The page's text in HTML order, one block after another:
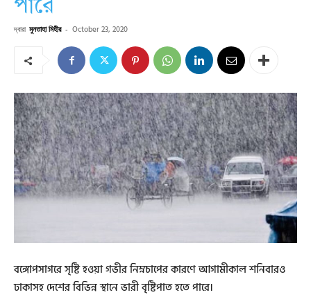
দ্বারা মুনতাহা মিহীর - October 23, 2020
বঙ্গোপসাগরে সৃষ্টি হওয়া গভীর নিম্নচাপের কারণে আগামীকাল শনিবারও
ঢাকাসহ দেশের বিভিন্ন স্থানে ভারী বৃষ্টিপাত হতে পারে।